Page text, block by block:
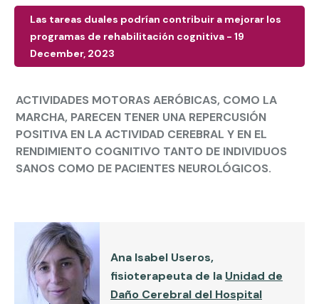
Las tareas duales podrían contribuir a mejorar los
programas de rehabilitación cognitiva - 19
December, 2023
ACTIVIDADES MOTORAS AERÓBICAS, COMO LA
MARCHA, PARECEN TENER UNA REPERCUSIÓN
POSITIVA EN LA ACTIVIDAD CEREBRAL Y EN EL
RENDIMIENTO COGNITIVO TANTO DE INDIVIDUOS
SANOS COMO DE PACIENTES NEUROLÓGICOS.
Ana Isabel Useros,
fisioterapeuta de la Unidad de
Daño Cerebral del Hospital